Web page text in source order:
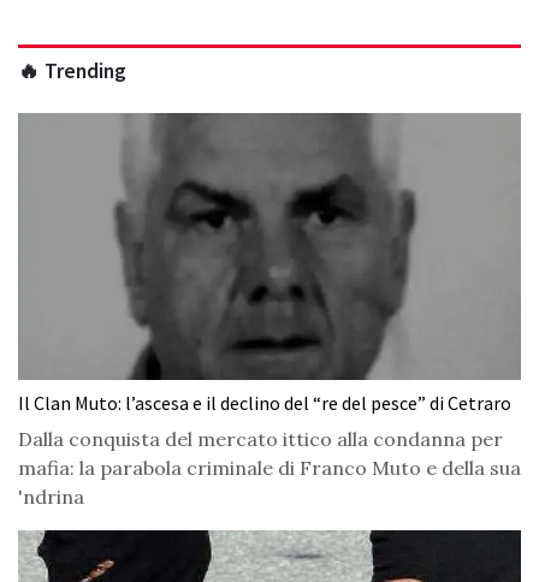
🔥 Trending
Il Clan Muto: l’ascesa e il declino del “re del pesce” di Cetraro
Dalla conquista del mercato ittico alla condanna per
mafia: la parabola criminale di Franco Muto e della sua
'ndrina